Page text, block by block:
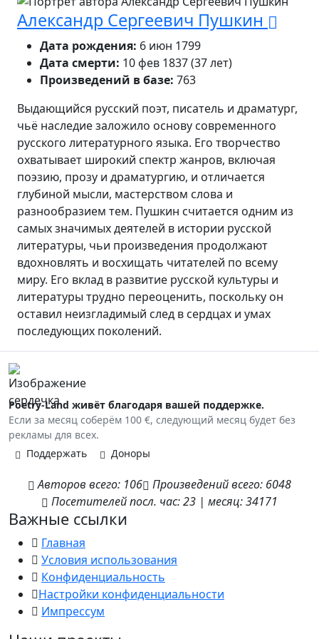
Александр Сергеевич Пушкин
Дата рождения: 6 июн 1799
Дата смерти: 10 фев 1837 (37 лет)
Произведений в базе: 763
Выдающийся русский поэт, писатель и драматург,
чьё наследие заложило основу современного
русского литературного языка. Его творчество
охватывает широкий спектр жанров, включая
поэзию, прозу и драматургию, и отличается
глубиной мысли, мастерством слова и
разнообразием тем. Пушкин считается одним из
самых значимых деятелей в истории русской
литературы, чьи произведения продолжают
вдохновлять и восхищать читателей по всему
миру. Его вклад в развитие русской культуры и
литературы трудно переоценить, поскольку он
оставил неизгладимый след в сердцах и умах
последующих поколений.
Poetry-Land живёт благодаря вашей поддержке.
Если за месяц соберём 100 €, следующий месяц будет без
рекламы для всех.
Поддержать
Доноры
Автороввсего: 106 Произведенийвсего: 6048
Посетителейпосл. час:23 | месяц:34171
Важные ссылки
Главная
Условия использования
Конфиденциальность
Настройки конфиденциальности
Импрессум